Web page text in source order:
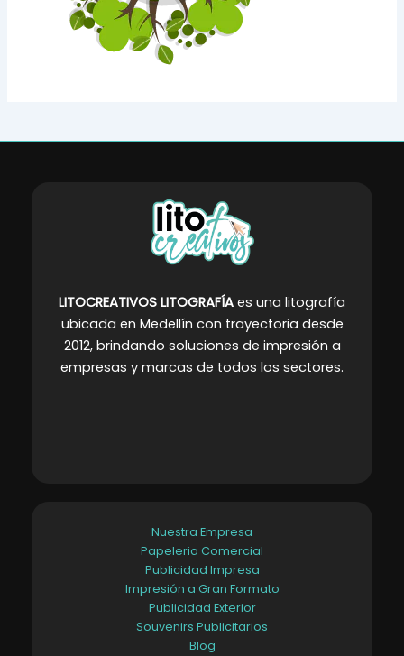
LITOCREATIVOS LITOGRAFÍA es una litografía
ubicada en Medellín con trayectoria desde
2012, brindando soluciones de impresión a
empresas y marcas de todos los sectores.
Nuestra Empresa
Papeleria Comercial
Publicidad Impresa
Impresión a Gran Formato
Publicidad Exterior
Souvenirs Publicitarios
Blog